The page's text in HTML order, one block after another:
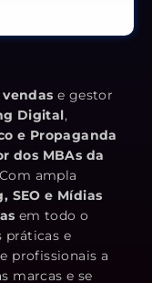
e gestor
Digital,
e Propaganda
dos MBAs da
ampla
SEO e Mídias
em todo o
práticas e
profissionais a
marcas e se